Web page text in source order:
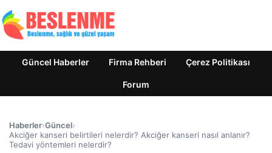
Güncel Haberler Firma Rehberi Çerez Politikası
Forum
Haberler›Güncel›
Akciğer kanseri belirtileri nelerdir? Akciğer kanseri nasıl anlanır?
Tedavi yöntemleri nelerdir?